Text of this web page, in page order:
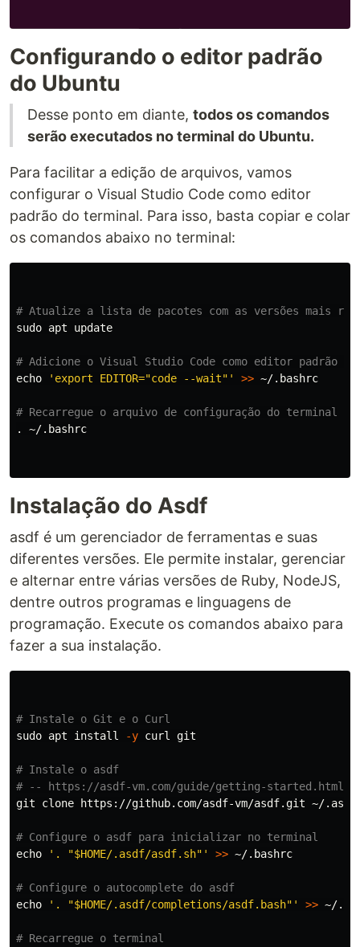
Configurando o editor padrão
do Ubuntu
Desse ponto em diante, todos os comandos
serão executados no terminal do Ubuntu.
Para facilitar a edição de arquivos, vamos
configurar o Visual Studio Code como editor
padrão do terminal. Para isso, basta copiar e colar
os comandos abaixo no terminal:
# Atualize a lista de pacotes com as versões mais
sudo apt update
# Adicione o Visual Studio Code como editor padrão
echo
'export EDITOR="code --wait"' >> ~/.bashrc
# Recarregue o arquivo de configuração do terminal
.
~/.bashrc
Instalação do Asdf
asdf é um gerenciador de ferramentas e suas
diferentes versões. Ele permite instalar, gerenciar
e alternar entre várias versões de Ruby, NodeJS,
dentre outros programas e linguagens de
programação. Execute os comandos abaixo para
fazer a sua instalação.
# Instale o Git e o Curl
sudo apt install -y curl git
# Instale o asdf
# -- https://asdf-vm.com/guide/getting-
git clone https://github.com/asdf-vm/asdf.git ~/
# Configure o asdf para inicializar no terminal
echo
'. "$HOME/.asdf/asdf.sh"' >> ~/.bashrc
# Configure o autocomplete do asdf
echo
'. "$HOME/.asdf/completions/asdf.bash"' >> ~/
# Recarregue o terminal